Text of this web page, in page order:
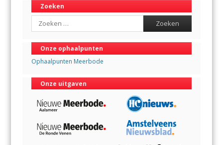
Zoeken
Search
Onze ophaalpunten
Ophaalpunten Meerbode
Onze uitgaven